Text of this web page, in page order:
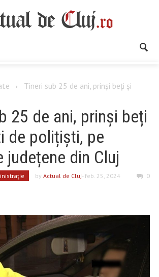
Tineri sub 25 de ani, prinși beți și
25 de ani, prinși beți
de polițiști, pe
județene din Cluj
byActual de Cluj- feb. 25, 2024
0